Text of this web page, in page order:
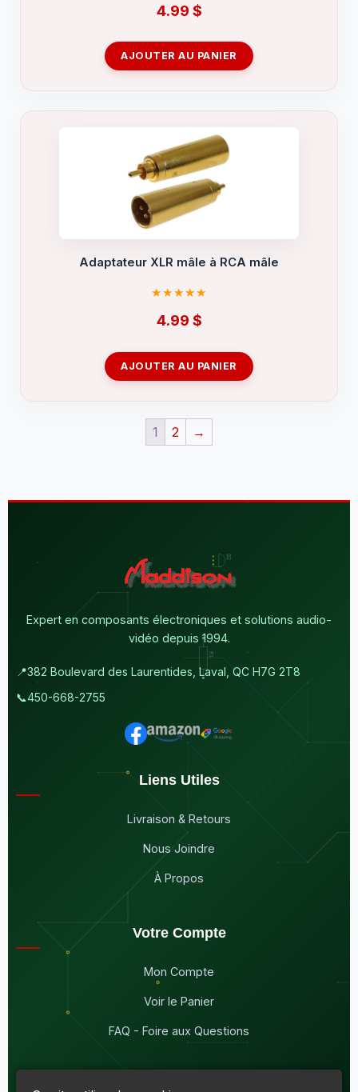
4.99 $
AJOUTER AU PANIER
Adaptateur XLR mâle à RCA mâle
4.99 $
AJOUTER AU PANIER
1 2 →
Expert en composants électroniques et solutions audio-
vidéo depuis 1994.
📍382 Boulevard des Laurentides, Laval, QC H7G 2T8
📞450-668-2755
Liens Utiles
Livraison & Retours
Nous Joindre
À Propos
Votre Compte
Mon Compte
Voir le Panier
FAQ - Foire aux Questions